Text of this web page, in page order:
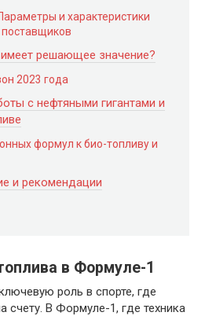
и характеристики
решающее значение?
2023 года
с нефтяными гигантами и
формул к био-топливу и
и рекомендации
в Формуле-1
роль в спорте, где
счету. В Формуле-1, где техника